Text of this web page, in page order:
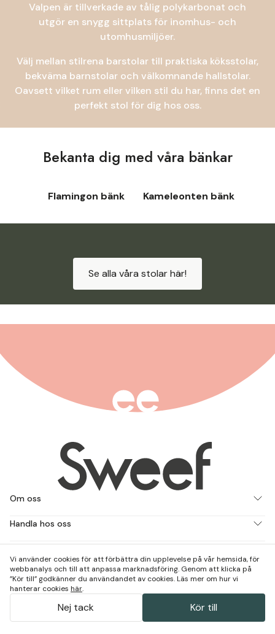
Valpen är tillverkade av tålig polykarbonat och
utgör en snygg sittplats för inomhus- och
utomhusmiljöer.
Välj mellan stilrena barstolar till praktiska köksstolar,
bekväma barnstolar och välkomnande hallstolar.
Oavsett vilket rum eller vilken stil du har, finns det en
perfekt stol för dig hos oss.
Bekanta dig med våra bänkar
Flamingon bänk Kameleonten bänk
Se alla våra stolar här!
Om oss
Handla hos oss
Kontakta och besök oss
Vi använder cookies för att förbättra din upplevelse på vår hemsida, för
webbanalys och till att anpassa marknadsföring. Genom att klicka på
”Kör till” godkänner du användandet av cookies. Läs mer om hur vi
hanterar cookies här.
Nej tack Kör till